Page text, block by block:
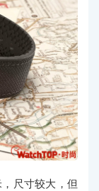
尺寸较大，但